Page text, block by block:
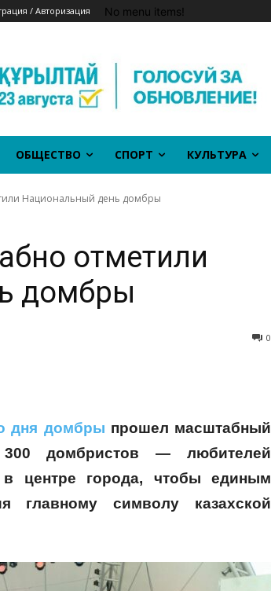
/ Авторизация No menu items!
ОБЩЕСТВО СПОРТ КУЛЬТУРА
Национальный день домбры
отметили
домбры
0
дня домбры прошел масштабный
домбристов — любителей
центре города, чтобы единым
главному символу казахской